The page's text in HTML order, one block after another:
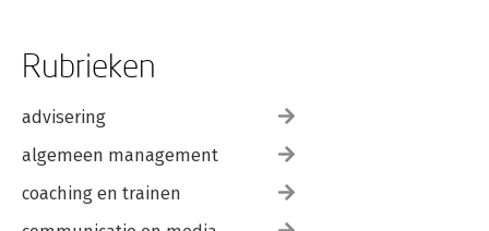
Rubrieken
advisering
algemeen management
coaching en trainen